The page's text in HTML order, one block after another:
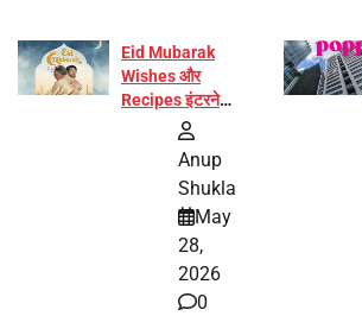
Eid Mubarak
Wishes और
Recipes इंटरनेट
पर हुईं वायरल
Anup
Shukla
May
28,
2026
0